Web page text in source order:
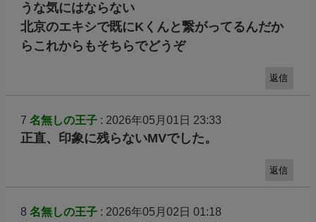
うな気にはならない
北京のエキシで既にKくんと繋がってるんだか
らこれからもそちらでどうぞ
返信
7 名無しの王子: 2026年05月01日 23:33
正直、印象に残らないMVでした。
返信
8 名無しの王子: 2026年05月02日 01:18